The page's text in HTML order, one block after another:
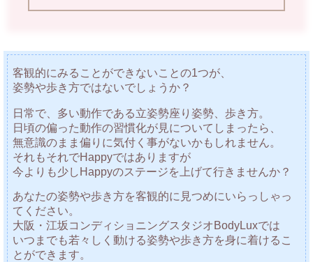
客観的にみることができないことの1つが、
姿勢や歩き方ではないでしょうか？
日常で、多い動作である立姿勢座り姿勢、歩き方。
日頃の偏った動作の習慣化が見についてしまったら、
無意識のまま偏りに気付く事がないかもしれません。
それもそれでHappyではありますが
今よりも少しHappyのステージを上げて行きませんか？
あなたの姿勢や歩き方を客観的に見つめにいらっしゃっ
てください。
大阪・江坂コンディショニングスタジオBodyLuxでは
いつまでも若々しく動ける姿勢や歩き方を身に着けるこ
とができます。